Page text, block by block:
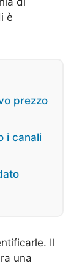
è
prezzo
i canali
Il
una